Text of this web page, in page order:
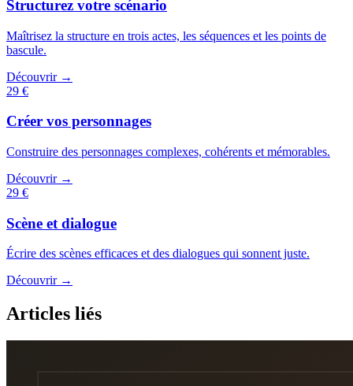
Structurez votre scénario
Maîtrisez la structure en trois actes, les séquences et les points de
bascule.
Découvrir →
29 €
Créer vos personnages
Construire des personnages complexes, cohérents et mémorables.
Découvrir →
29 €
Scène et dialogue
Écrire des scènes efficaces et des dialogues qui sonnent juste.
Découvrir →
Articles liés